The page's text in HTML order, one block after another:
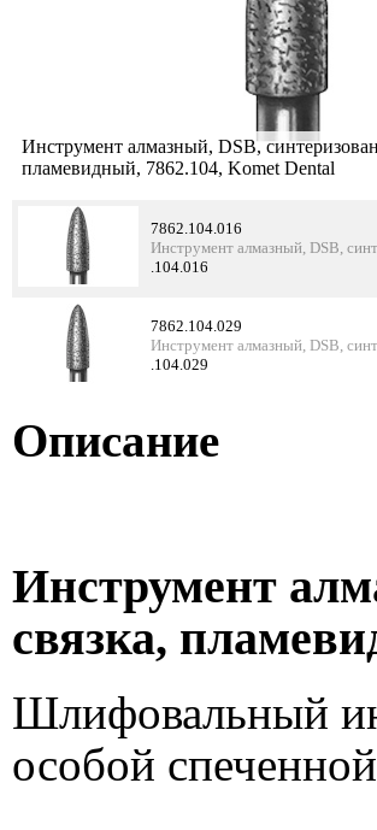
Инструмент алмазный, DSB,
пламевидный, 7862.104, Komet Dental
7862.104.016
Инструмент алмазный, DSB,
.104.016
7862.104.029
Инструмент алмазный, DSB,
.104.029
Описание
Инструмент
связка,
Шлифовальный
особой